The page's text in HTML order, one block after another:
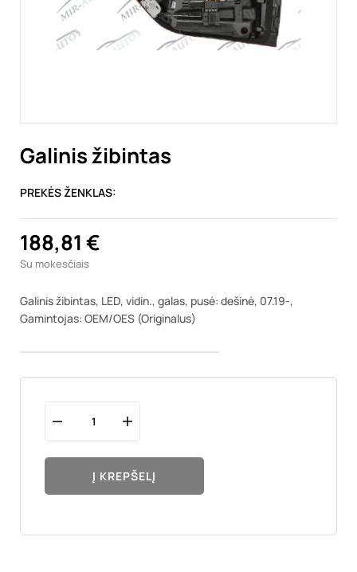
Galinis žibintas
PREKĖS ŽENKLAS:
188,81 €
Su mokesčiais
Galinis žibintas, LED, vidin., galas, pusė: dešinė, 07.19-,
Gamintojas: OEM/OES (Originalus)
Į KREPŠELĮ